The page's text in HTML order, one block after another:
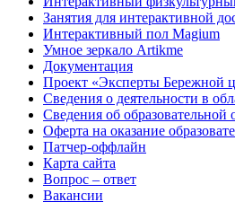
Занятия для интерактивной
Интерактивный пол Magium
Умное зеркало Artikme
Документация
Проект «Эксперты Бережной
Сведения о деятельности в
Сведения об образовательной
Оферта на оказание
Патчер-оффлайн
Карта сайта
Вопрос – ответ
Вакансии